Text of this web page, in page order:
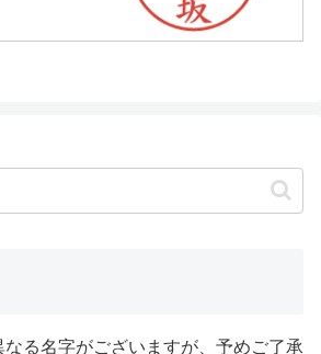
る名字がございますが、予めご了承